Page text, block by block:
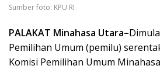
Sumber foto: KPU RI
PALAKAT Minahasa Utara–
Pemilihan Umum (pemilu)
Komisi Pemilihan Umum